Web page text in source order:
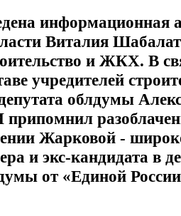
информационная
Виталия
и ЖКХ. В
учредителей
облдумы
Жарковой -
и экс-кандидата в
от «Единой